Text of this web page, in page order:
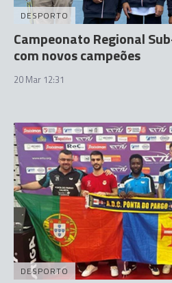
DESPORTO
Campeonato Regional
com novos campeões
20 Mar 12:31
DESPORTO